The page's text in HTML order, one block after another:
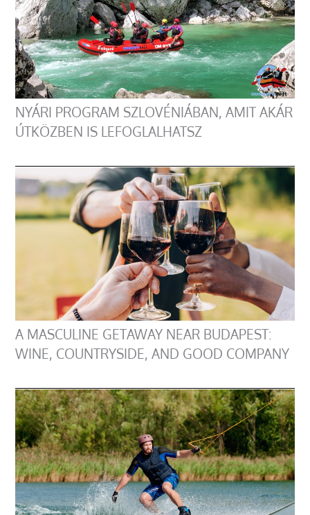
NYÁRI PROGRAM SZLOVÉNIÁBAN, AMIT AKÁR
ÚTKÖZBEN IS LEFOGLALHATSZ
A MASCULINE GETAWAY NEAR BUDAPEST:
WINE, COUNTRYSIDE, AND GOOD COMPANY